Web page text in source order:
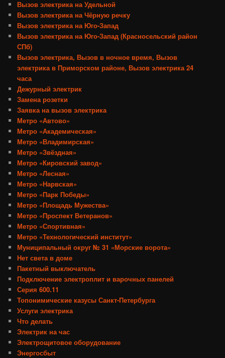
Вызов электрика на Удельной
Вызов электрика на Чёрную речку
Вызов электрика на Юго-Запад
Вызов электрика на Юго-Запад (Красносельский район
СПб)
Вызов электрика, Вызов в ночное время, Вызов
электрика в Приморском районе, Вызов электрика 24
часа
Дежурный электрик
Замена розетки
Заявка на вызов электрика
Метро «Автово»
Метро «Академическая»
Метро «Владимирская»
Метро «Звёздная»
Метро «Кировский завод»
Метро «Лесная»
Метро «Нарвская»
Метро «Парк Победы»
Метро «Площадь Мужества»
Метро «Проспект Ветеранов»
Метро «Спортивная»
Метро «Технологический институт»
Муниципальный округ № 31 «Морские ворота»
Нет света в доме
Пакетный выключатель
Подключение электроплит и варочных панелей
Серия 600.11
Топонимические казусы Санкт-Петербурга
Услуги электрика
Что делать
Электрик на час
Электрощитовое оборудование
Энергосбыт